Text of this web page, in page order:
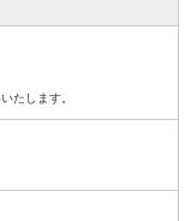
たします。